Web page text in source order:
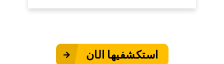
استكشفيها الآن